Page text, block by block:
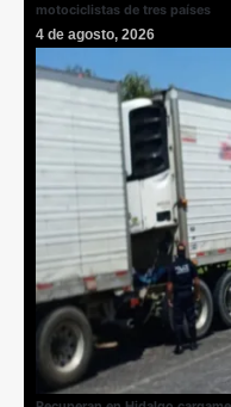
motociclistas de tres países
4 de agosto, 2026